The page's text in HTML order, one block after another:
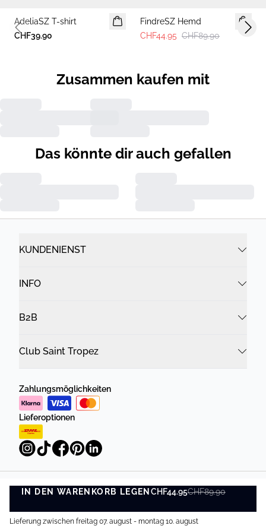
IN DEN WARENKORB LEGENCHF44.95CHF89.90
IN DEN WARENKORB LEGEN
Lieferung zwischen freitag 07. august - montag 10. august
MITGLIEDERANGEBOT
AdeliaSZ T-shirt
CHF39.90
FindreSZ Hemd
CHF44.95 CHF89.90
Previous slide
Zusammen kaufen mit
Das könnte dir auch gefallen
KUNDENIENST
INFO
B2B
Club Saint Tropez
Zahlungsmöglichkeiten
Lieferoptionen
Datenschutzrichtlinie Geschäftsbedingungen
©DK Company Online AG 2026